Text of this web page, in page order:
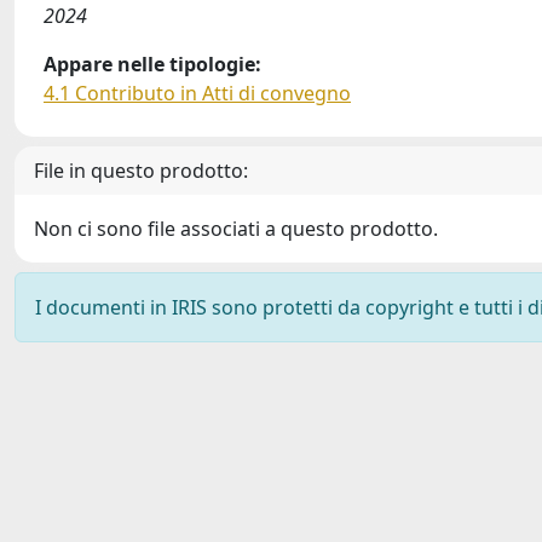
2024
Appare nelle tipologie:
4.1 Contributo in Atti di convegno
File in questo prodotto:
Non ci sono file associati a questo prodotto.
I documenti in IRIS sono protetti da copyright e tutti i